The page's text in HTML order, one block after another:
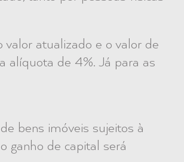
atualizado e o valor de
alíquota de 4%. Já para as
bens imóveis sujeitos à
ganho de capital será